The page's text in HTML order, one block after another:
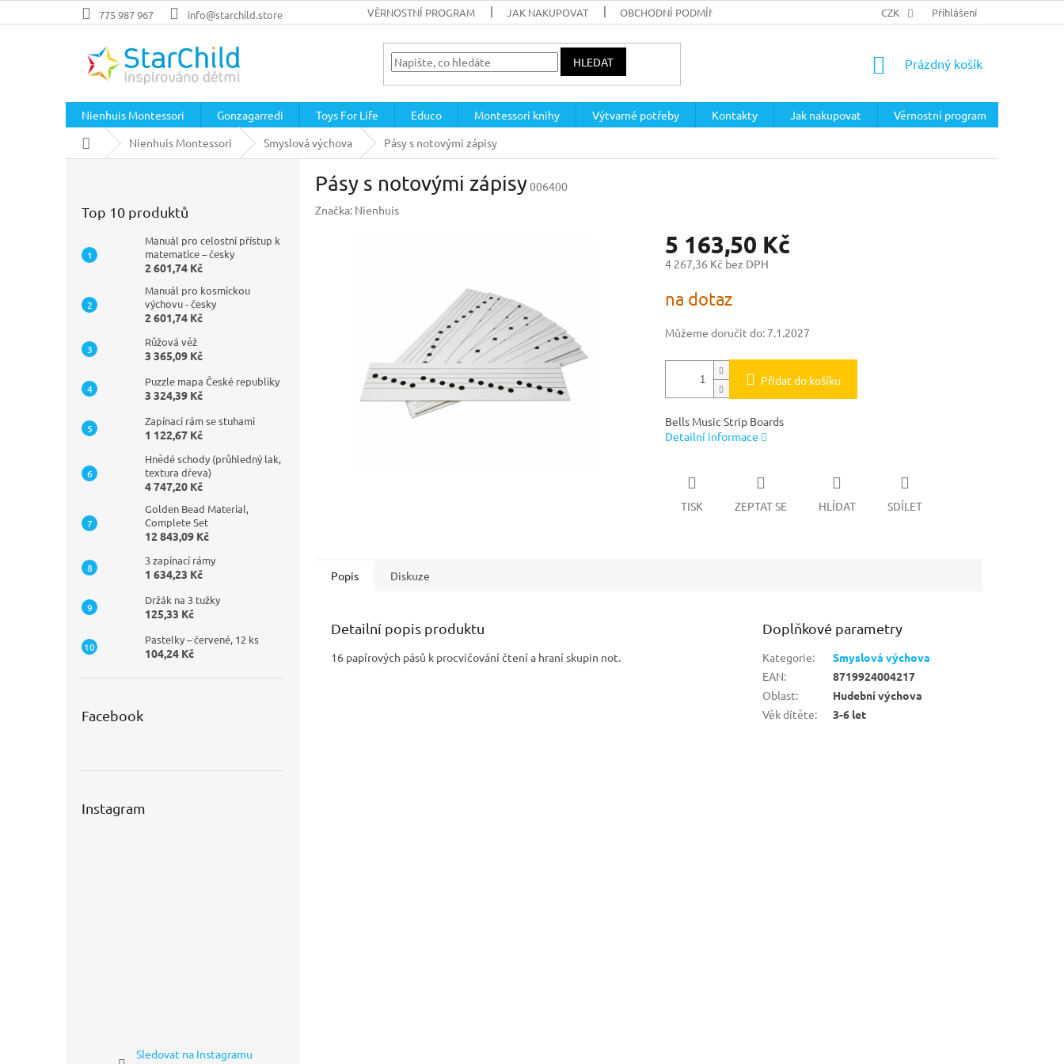
na
775 987 967 info@starchild.store VĚRNOSTNÍ PROGRAM JAK NAKUPOVAT OBCHODNÍ PODMÍNKY PODMÍNKY OCHRANY OSOBNÍCH ÚDAJŮ
CZK Přihlášení
HLEDAT
NÁKUPNÍ
Prázdný košík
Nienhuis Montessori Gonzagarredi Toys For Life Educo Montessori knihy Výtvarné potřeby Kontakty Jak nakupovat
Věrnostní program
Domů
Nienhuis Montessori Smyslová výchova Pásy s notovými zápisy
Top 10 produktů
Manuál pro celostní přístup k
matematice – česky
2 601,74 Kč
Manuál pro kosmickou
výchovu - česky
2 601,74 Kč
Růžová věž
3 365,09 Kč
Puzzle mapa České republiky
3 324,39 Kč
Zapínací rám se stuhami
1 122,67 Kč
Hnědé schody (průhledný lak,
textura dřeva)
4 747,20 Kč
Golden Bead Material,
Complete Set
12 843,09 Kč
3 zapínací rámy
1 634,23 Kč
Držák na 3 tužky
125,33 Kč
Pastelky – červené, 12 ks
104,24 Kč
Facebook
Instagram
Sledovat na Instagramu
Pásy s notovými zápisy006400
Značka: Nienhuis
5 163,50 Kč
4 267,36 Kč bez DPH
cena:
na dotaz
Můžeme doručit do: 7.1.2027
Přidat do košíku
Bells Music Strip Boards
Detailní informace
TISK ZEPTAT SE HLÍDAT SDÍLET
Popis Diskuze
Detailní popis produktu
16 papírových pásů k procvičování čtení a hraní skupin not.
Doplňkové parametry
Kategorie:
Smyslová výchova
EAN:
8719924004217
Oblast:
Hudební výchova
Věk dítěte: 3-6 let